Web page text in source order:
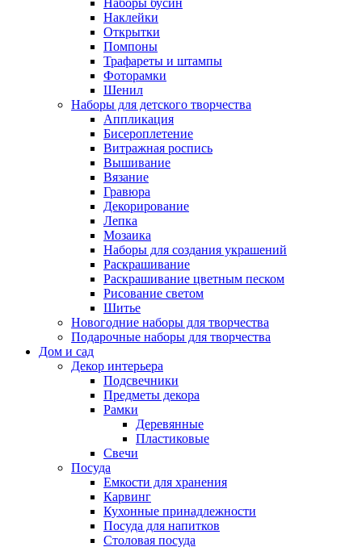
Наборы бусин
Наклейки
Открытки
Помпоны
Трафареты и штампы
Фоторамки
Шенил
Наборы для детского творчества
Аппликация
Бисероплетение
Витражная роспись
Вышивание
Вязание
Гравюра
Декорирование
Лепка
Мозаика
Наборы для создания украшений
Раскрашивание
Раскрашивание цветным песком
Рисование светом
Шитье
Новогодние наборы для творчества
Подарочные наборы для творчества
Дом и сад
Декор интерьера
Подсвечники
Предметы декора
Рамки
Деревянные
Пластиковые
Свечи
Посуда
Емкости для хранения
Карвинг
Кухонные принадлежности
Посуда для напитков
Столовая посуда